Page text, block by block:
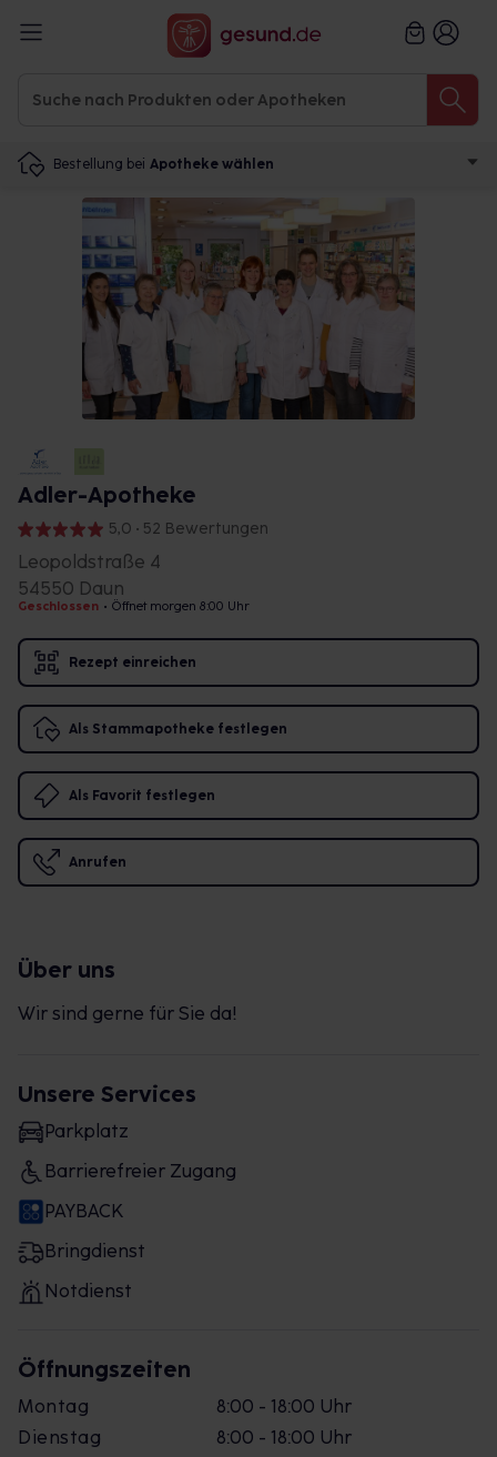
Bestellung bei Apotheke wählen
Adler-Apotheke
5,0 • 52 Bewertungen
Leopoldstraße 4
54550 Daun
Geschlossen • Öffnet morgen 8:00 Uhr
Rezept einreichen
Als Stammapotheke festlegen
Als Favorit festlegen
Anrufen
Über uns
Wir sind gerne für Sie da!
Unsere Services
Parkplatz
Barrierefreier Zugang
PAYBACK
Bringdienst
Notdienst
Öffnungszeiten
Montag
8:00 - 18:00 Uhr
Dienstag
8:00 - 18:00 Uhr